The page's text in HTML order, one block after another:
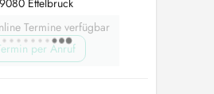
9080 Ettelbruck
Termine verfügbar
per Anruf